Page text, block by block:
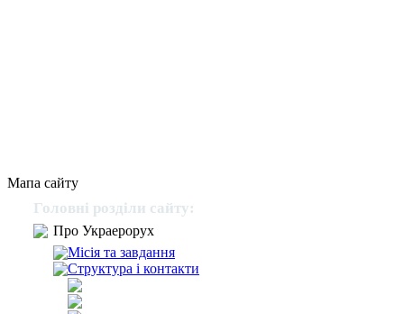
Мапа сайту
Головні розділи сайту:
Про Украерорух
Місія та завдання
Структура і контакти